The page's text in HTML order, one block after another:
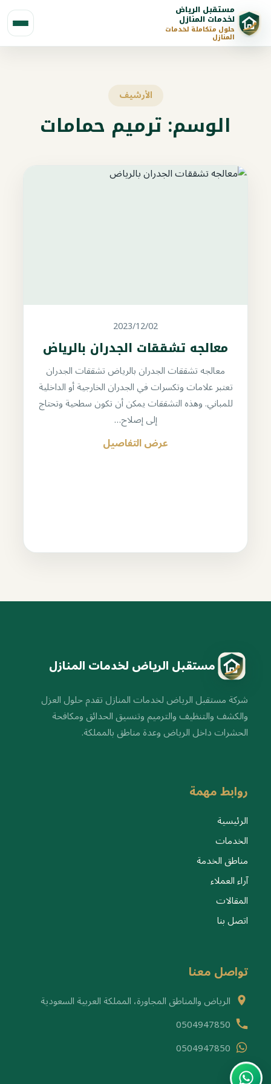
مستقبل الرياض
لخدمات المنازل
حلول متكاملة لخدمات
المنازل
الأرشيف
الوسم: ترميم حمامات
2023/12/02
معالجه تشققات الجدران بالرياض
معالجه تشققات الجدران بالرياض تشققات الجدران
تعتبر علامات وتكسرات في الجدران الخارجية أو الداخلية
للمباني. وهذه التشققات يمكن أن تكون سطحية وتحتاج
إلى إصلاح…
عرض التفاصيل
مستقبل الرياض لخدمات المنازل
شركة مستقبل الرياض لخدمات المنازل تقدم حلول العزل
والكشف والتنظيف والترميم وتنسيق الحدائق ومكافحة
الحشرات داخل الرياض وعدة مناطق بالمملكة.
روابط مهمة
الرئيسية
الخدمات
مناطق الخدمة
آراء العملاء
المقالات
اتصل بنا
تواصل معنا
الرياض والمناطق المجاورة، المملكة العربية السعودية
0504947850
0504947850